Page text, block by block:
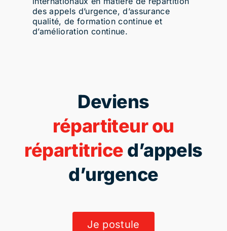
des appels d’urgence, d’assurance
qualité, de formation continue et
d’amélioration continue.
Deviens
répartiteur ou
répartitrice d’appels
d’urgence
Je postule